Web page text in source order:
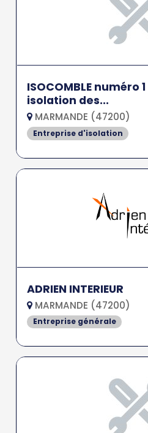
ISOCOMBLE numéro
isolation des...
MARMANDE (47200)
Entreprise d'isolation
ADRIEN INTERIEUR
MARMANDE (47200)
Entreprise générale